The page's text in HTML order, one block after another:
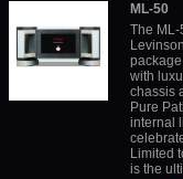
ML-50
The ML-
with
chassis
Pure
internal
Limited
is the